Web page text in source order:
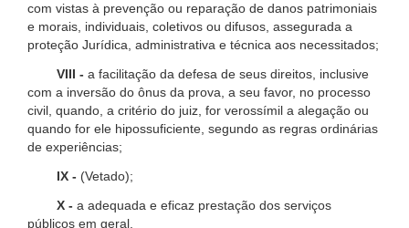
com vistas à prevenção ou reparação de danos patrimoniais
e morais, individuais, coletivos ou difusos, assegurada a
proteção Jurídica, administrativa e técnica aos necessitados;
VIII - a facilitação da defesa de seus direitos, inclusive
com a inversão do ônus da prova, a seu favor, no processo
civil, quando, a critério do juiz, for verossímil a alegação ou
quando for ele hipossuficiente, segundo as regras ordinárias
de experiências;
IX - (Vetado);
X - a adequada e eficaz prestação dos serviços
públicos em geral.